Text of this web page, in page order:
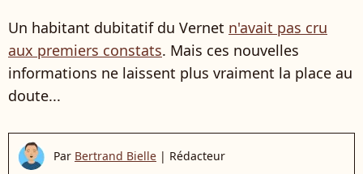
Un habitant dubitatif du Vernet n'avait pas cru
aux premiers constats. Mais ces nouvelles
informations ne laissent plus vraiment la place au
doute...
Par Bertrand Bielle | Rédacteur